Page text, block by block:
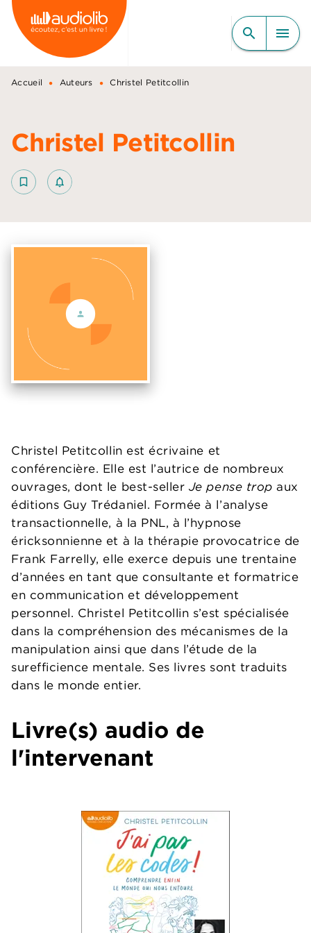
MENU RECHERCHE
CONTENU
PIED DE PAGE
search menu
Accueil • Auteurs • Christel Petitcollin
Christel Petitcollin
bookmark_border notifications_none_outlined
Christel Petitcollin est écrivaine et
conférencière. Elle est l’autrice de nombreux
ouvrages, dont le best-seller Je pense trop aux
éditions Guy Trédaniel. Formée à l’analyse
transactionnelle, à la PNL, à l’hypnose
éricksonnienne et à la thérapie provocatrice de
Frank Farrelly, elle exerce depuis une trentaine
d’années en tant que consultante et formatrice
en communication et développement
personnel. Christel Petitcollin s’est spécialisée
dans la compréhension des mécanismes de la
manipulation ainsi que dans l’étude de la
surefficience mentale. Ses livres sont traduits
dans le monde entier.
Livre(s) audio de
l'intervenant